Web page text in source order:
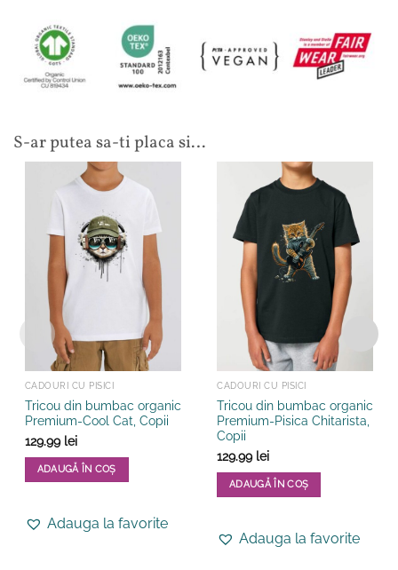
S-ar putea sa-ti placa si…
CADOURI CU PISICI
Tricou din bumbac organic
Premium-Cool Cat, Copii
129.99 lei
ADAUGĂ ÎN COȘ
are Adauga la favorite
CADOURI CU PISICI
Tricou din bumbac organic
Premium-Pisica Chitarista,
Copii
129.99 lei
ADAUGĂ ÎN COȘ
are Adauga la favorite